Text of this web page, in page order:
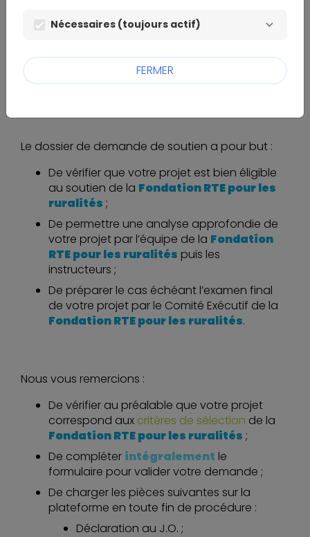
Nous vous remercions de bien vouloir tenir
compte de ces délais dans la planification de
vers vous dans les meilleurs délais, sans qu’une
date de réponse ou de passage en comité
Le dossier de demande de soutien a pour but :
De vérifier que votre projet est bien éligible
au soutien de la Fondation RTE pour les
ruralités ;
De permettre une analyse approfondie de
votre projet par l’équipe de la Fondation
RTE pour les ruralités puis les
instructeurs ;
De préparer le cas échéant l’examen final
de votre projet par le Comité Exécutif de la
Fondation RTE pour les ruralités.
Nous vous remercions :
De vérifier au préalable que votre projet
correspond aux critères de sélection de la
Fondation RTE pour les ruralités ;
De compléter intégralement le
formulaire pour valider votre demande ;
De charger les pièces suivantes sur la
plateforme en toute fin de procédure :
Déclaration au J.O. ;
Nécessaires (toujours actif)
FERMER